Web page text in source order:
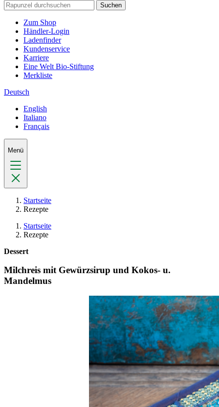
Suchen
Zum Shop
Händler-Login
Ladenfinder
Kundenservice
Karriere
Eine Welt Bio-Stiftung
Merkliste
Deutsch
English
Italiano
Français
Menü
Startseite
Rezepte
Startseite
Rezepte
Dessert
Milchreis mit Gewürzsirup und Kokos- u.
Mandelmus